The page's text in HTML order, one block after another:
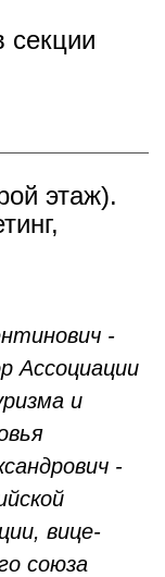
секции
этаж).
-
Ассоциации
и
-
вице-
союза